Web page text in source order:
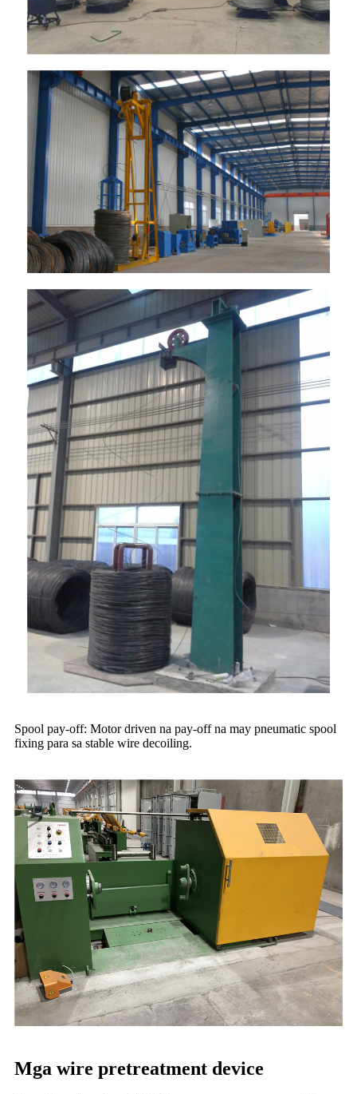
Spool pay-off: Motor driven na pay-off na may pneumatic spool
fixing para sa stable wire decoiling.
Mga wire pretreatment device